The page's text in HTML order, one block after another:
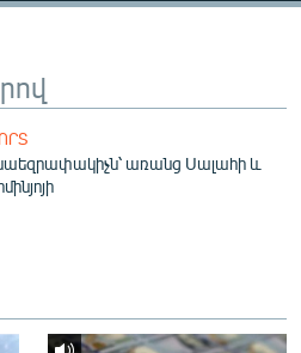
առանց Սալահի և